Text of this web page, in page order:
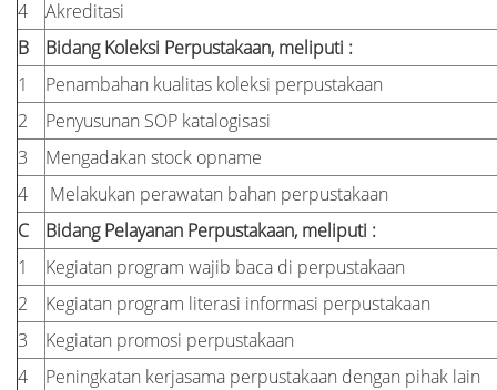
4
Akreditasi
B
Bidang Koleksi Perpustakaan, meliputi :
1
Penambahan kualitas koleksi perpustakaan
2
Penyusunan SOP katalogisasi
3
Mengadakan stock opname
4
Melakukan perawatan bahan perpustakaan
C
Bidang Pelayanan Perpustakaan, meliputi :
1
Kegiatan program wajib baca di perpustakaan
2
Kegiatan program literasi informasi perpustakaan
3
Kegiatan promosi perpustakaan
4
Peningkatan kerjasama perpustakaan dengan pihak lain